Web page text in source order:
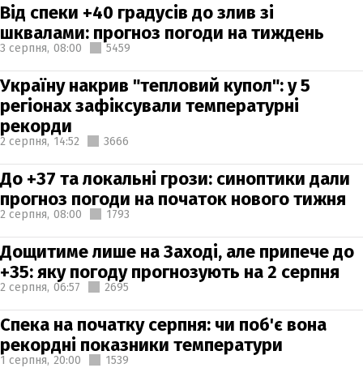
Від спеки +40 градусів до злив зі
шквалами: прогноз погоди на тиждень
3 серпня, 08:00 5459
Україну накрив "тепловий купол": у 5
регіонах зафіксували температурні
рекорди
2 серпня, 14:52 3666
До +37 та локальні грози: синоптики дали
прогноз погоди на початок нового тижня
2 серпня, 08:00 1793
Дощитиме лише на Заході, але припече до
+35: яку погоду прогнозують на 2 серпня
2 серпня, 06:57 2695
Спека на початку серпня: чи поб'є вона
рекордні показники температури
1 серпня, 20:00 1539